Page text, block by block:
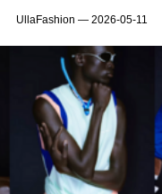
UllaFashion — 2026-05-11